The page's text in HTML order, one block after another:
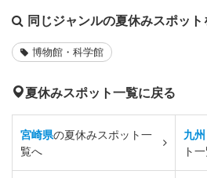
同じジャンルの夏休みスポット
博物館・科学館
夏休みスポット一覧に戻る
宮崎県の夏休みスポット一
覧へ
九
ト